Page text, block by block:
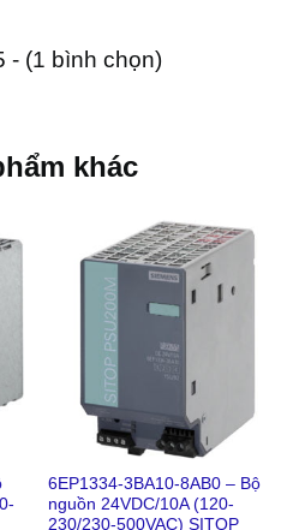
- (1 bình chọn)
khác
6EP1334-3BA10-8AB0 – Bộ
nguồn 24VDC/10A (120-
230/230-500VAC) SITOP